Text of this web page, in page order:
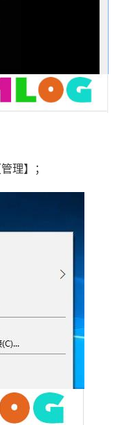
理】；